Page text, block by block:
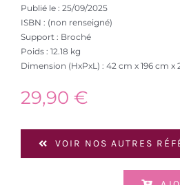
Publié le : 25/09/2025
ISBN : (non renseigné)
Support : Broché
Poids : 12.18 kg
Dimension (HxPxL) : 42 cm x 196 cm x
29,90 €
VOIR NOS AUTRES